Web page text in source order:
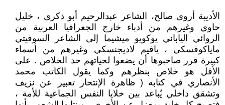
الأديبة أروى صالح، الشاعر عبدالرحيم أبو ذكرى ، خليل
حاوي وغيرهم من أدباء خارج الجغرافيا العربية من
الروائي الياباني يوكويو ميشيما إلى الشاعر السوفيتي
ماياكوفسكي ، يافيم لاديجنسكي وغيرهم من أسماء
كبيرة قرر صاحبوها أن يضعوا لحياتهم حد الخلاص . على
الأقل هو خلاص بنظرهم وكما يقول الكاتب محمد
الأنصاري في كتابه ( ظاهرة الإنتحار تعبير عن نزيف
وتشقق داخلي يُباعد بين خلايا النفس الجماعية للأمة ،